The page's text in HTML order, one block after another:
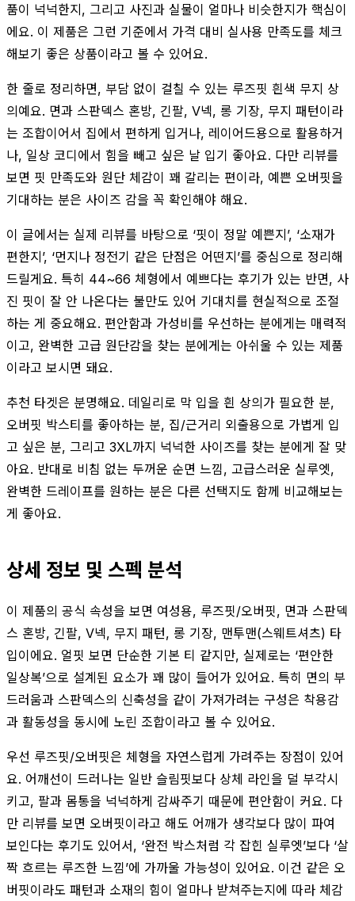
품이 넉넉한지, 그리고 사진과 실물이 얼마나 비슷한지가 핵심이
에요. 이 제품은 그런 기준에서 가격 대비 실사용 만족도를 체크
해보기 좋은 상품이라고 볼 수 있어요.
한 줄로 정리하면, 부담 없이 걸칠 수 있는 루즈핏 흰색 무지 상
의예요. 면과 스판덱스 혼방, 긴팔, V넥, 롱 기장, 무지 패턴이라
는 조합이어서 집에서 편하게 입거나, 레이어드용으로 활용하거
나, 일상 코디에서 힘을 빼고 싶은 날 입기 좋아요. 다만 리뷰를
보면 핏 만족도와 원단 체감이 꽤 갈리는 편이라, 예쁜 오버핏을
기대하는 분은 사이즈 감을 꼭 확인해야 해요.
이 글에서는 실제 리뷰를 바탕으로 ‘핏이 정말 예쁜지’, ‘소재가
편한지’, ‘먼지나 정전기 같은 단점은 어떤지’를 중심으로 정리해
드릴게요. 특히 44~66 체형에서 예쁘다는 후기가 있는 반면, 사
진 핏이 잘 안 나온다는 불만도 있어 기대치를 현실적으로 조절
하는 게 중요해요. 편안함과 가성비를 우선하는 분에게는 매력적
이고, 완벽한 고급 원단감을 찾는 분에게는 아쉬울 수 있는 제품
이라고 보시면 돼요.
추천 타겟은 분명해요. 데일리로 막 입을 흰 상의가 필요한 분,
오버핏 박스티를 좋아하는 분, 집/근거리 외출용으로 가볍게 입
고 싶은 분, 그리고 3XL까지 넉넉한 사이즈를 찾는 분에게 잘 맞
아요. 반대로 비침 없는 두꺼운 순면 느낌, 고급스러운 실루엣,
완벽한 드레이프를 원하는 분은 다른 선택지도 함께 비교해보는
게 좋아요.
상세 정보 및 스펙 분석
이 제품의 공식 속성을 보면 여성용, 루즈핏/오버핏, 면과 스판덱
스 혼방, 긴팔, V넥, 무지 패턴, 롱 기장, 맨투맨(스웨트셔츠) 타
입이에요. 얼핏 보면 단순한 기본 티 같지만, 실제로는 ‘편안한
일상복’으로 설계된 요소가 꽤 많이 들어가 있어요. 특히 면의 부
드러움과 스판덱스의 신축성을 같이 가져가려는 구성은 착용감
과 활동성을 동시에 노린 조합이라고 볼 수 있어요.
우선 루즈핏/오버핏은 체형을 자연스럽게 가려주는 장점이 있어
요. 어깨선이 드러나는 일반 슬림핏보다 상체 라인을 덜 부각시
키고, 팔과 몸통을 넉넉하게 감싸주기 때문에 편안함이 커요. 다
만 리뷰를 보면 오버핏이라고 해도 어깨가 생각보다 많이 파여
보인다는 후기도 있어서, ‘완전 박스처럼 각 잡힌 실루엣’보다 ‘살
짝 흐르는 루즈한 느낌’에 가까울 가능성이 있어요. 이건 같은 오
버핏이라도 패턴과 소재의 힘이 얼마나 받쳐주는지에 따라 체감